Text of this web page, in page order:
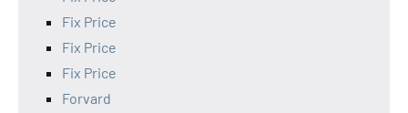
Fix Price
Fix Price
Fix Price
Forvard